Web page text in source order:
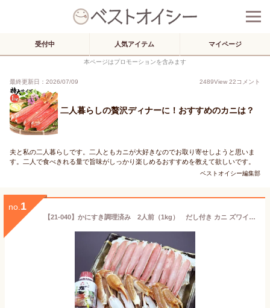
受付中 人気アイテム マイページ
本ページはプロモーションを含みます
最終更新日：2026/07/09 2489View 22コメント
二人暮らしの贅沢ディナーに！おすすめのカニは？
夫と私の二人暮らしです。二人ともカニが大好きなのでお取り寄せしようと思いま
す。二人で食べきれる量で旨味がしっかり楽しめるおすすめを教えて欲しいです。
ベストオイシー編集部
no. 1
【21-040】かにすき調理済み 2人前（1kg） だし付き カニ ズワイガニ 送料無料 かに 蟹 ギフト お取り寄せグルメ